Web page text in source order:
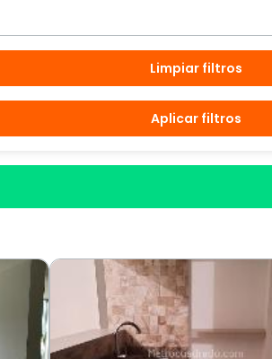
Limpiar filtros
Aplicar filtros